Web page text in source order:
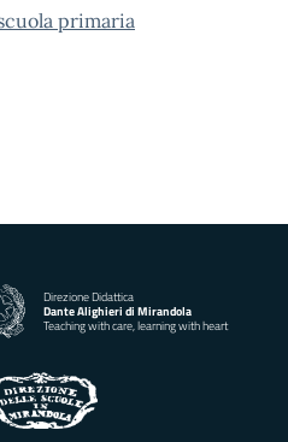
primaria
Direzione Didattica
Dante Alighieri di Mirandola
Teaching with care, learning with heart